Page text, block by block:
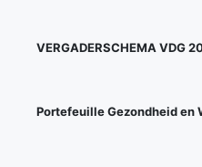
VERGADERSCHEMA VDG
Portefeuille Gezondheid en